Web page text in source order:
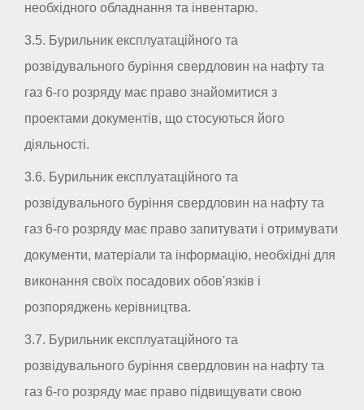
необхідного обладнання та інвентарю.
3.5. Бурильник експлуатаційного та
розвідувального буріння свердловин на нафту та
газ 6-го розряду має право знайомитися з
проектами документів, що стосуються його
діяльності.
3.6. Бурильник експлуатаційного та
розвідувального буріння свердловин на нафту та
газ 6-го розряду має право запитувати і отримувати
документи, матеріали та інформацію, необхідні для
виконання своїх посадових обов'язків і
розпоряджень керівництва.
3.7. Бурильник експлуатаційного та
розвідувального буріння свердловин на нафту та
газ 6-го розряду має право підвищувати свою